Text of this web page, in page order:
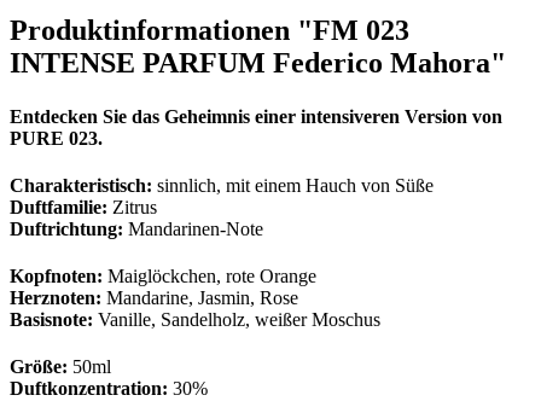
Produktinformationen "FM 023
INTENSE PARFUM Federico Mahora"
Entdecken Sie das Geheimnis einer intensiveren Version von
PURE 023.
Charakteristisch: sinnlich, mit einem Hauch von Süße
Duftfamilie: Zitrus
Duftrichtung: Mandarinen-Note
Kopfnoten: Maiglöckchen, rote Orange
Herznoten: Mandarine, Jasmin, Rose
Basisnote: Vanille, Sandelholz, weißer Moschus
Größe: 50ml
Duftkonzentration: 30%